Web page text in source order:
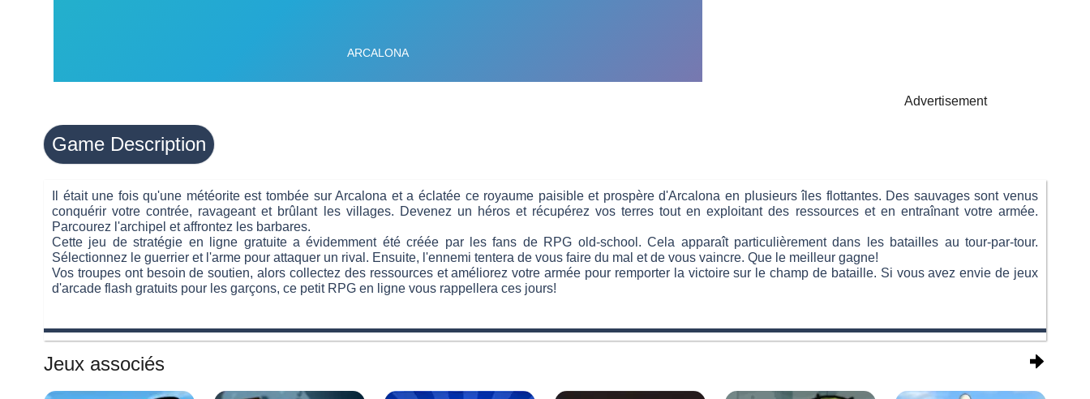
Advertisement
Game Description
Il était une fois qu'une météorite est tombée sur Arcalona et a éclatée ce royaume paisible et prospère d'Arcalona en plusieurs îles flottantes. Des sauvages sont venus
conquérir votre contrée, ravageant et brûlant les villages. Devenez un héros et récupérez vos terres tout en exploitant des ressources et en entraînant votre armée.
Parcourez l'archipel et affrontez les barbares.
Cette jeu de stratégie en ligne gratuite a évidemment été créée par les fans de RPG old-school. Cela apparaît particulièrement dans les batailles au tour-par-tour.
Sélectionnez le guerrier et l'arme pour attaquer un rival. Ensuite, l'ennemi tentera de vous faire du mal et de vous vaincre. Que le meilleur gagne!
Vos troupes ont besoin de soutien, alors collectez des ressources et améliorez votre armée pour remporter la victoire sur le champ de bataille. Si vous avez envie de jeux
d'arcade flash gratuits pour les garçons, ce petit RPG en ligne vous rappellera ces jours!
Jeux associés